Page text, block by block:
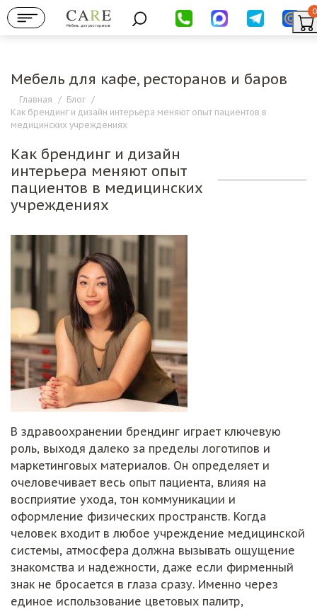
Мебель для ресторанов
0
Мебель для кафе, ресторанов и баров
Главная / Блог /
Как брендинг и дизайн интерьера меняют опыт пациентов в
медицинских учреждениях
Как брендинг и дизайн
интерьера меняют опыт
пациентов в медицинских
учреждениях
В здравоохранении брендинг играет ключевую
роль, выходя далеко за пределы логотипов и
маркетинговых материалов. Он определяет и
очеловечивает весь опыт пациента, влияя на
восприятие ухода, тон коммуникации и
оформление физических пространств. Когда
человек входит в любое учреждение медицинской
системы, атмосфера должна вызывать ощущение
знакомства и надежности, даже если фирменный
знак не бросается в глаза сразу. Именно через
единое использование цветовых палитр,